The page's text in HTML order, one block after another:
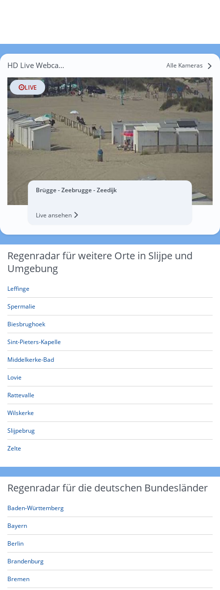
HD Live Webcams Slijpe Alle Kameras
LIVE
Brügge - Zeebrugge - Zeedijk
Live ansehen
Regenradar für weitere Orte in Slijpe und
Umgebung
Leffinge
Spermalie
Biesbrughoek
Sint-Pieters-Kapelle
Middelkerke-Bad
Lovie
Rattevalle
Wilskerke
Slijpebrug
Zelte
Regenradar für die deutschen Bundesländer
Baden-Württemberg
Bayern
Berlin
Brandenburg
Bremen